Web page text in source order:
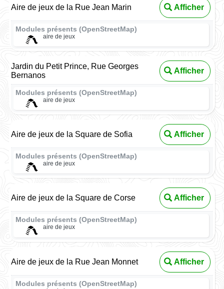
Aire de jeux de la Rue Jean Marin Afficher
Modules présents (OpenStreetMap)
aire de jeux
Jardin du Petit Prince, Rue Georges
Bernanos
Afficher
Modules présents (OpenStreetMap)
aire de jeux
Aire de jeux de la Square de Sofia Afficher
Modules présents (OpenStreetMap)
aire de jeux
Aire de jeux de la Square de Corse Afficher
Modules présents (OpenStreetMap)
aire de jeux
Aire de jeux de la Rue Jean Monnet Afficher
Modules présents (OpenStreetMap)